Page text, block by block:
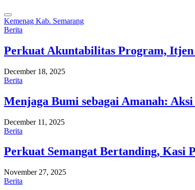
Kemenag Kab. Semarang
Berita
Perkuat Akuntabilitas Program, Itjen
December 18, 2025
Berita
Menjaga Bumi sebagai Amanah:
December 11, 2025
Berita
Perkuat Semangat Bertanding, Kasi
November 27, 2025
Berita